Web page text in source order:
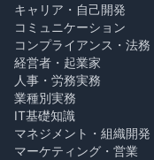
キャリア・自己開発
コミュニケーション
コンプライアンス・法務
経営者・起業家
人事・労務実務
業種別実務
IT基礎知識
マネジメント・組織開発
マーケティング・営業